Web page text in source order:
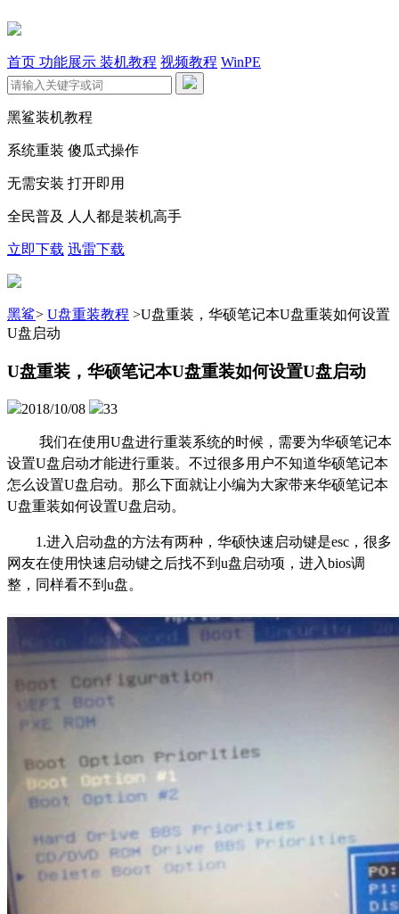
首页 功能展示 装机教程 视频教程 WinPE
黑鲨装机教程
系统重装 傻瓜式操作
无需安装 打开即用
全民普及 人人都是装机高手
立即下载 迅雷下载
黑鲨> U盘重装教程 >U盘重装，华硕笔记本U盘重装如何设置
U盘启动
U盘重装，华硕笔记本U盘重装如何设置U盘启动
2018/10/08 33
我们在使用U盘进行重装系统的时候，需要为华硕笔记本
设置U盘启动才能进行重装。不过很多用户不知道华硕笔记本
怎么设置U盘启动。那么下面就让小编为大家带来华硕笔记本
U盘重装如何设置U盘启动。
1.进入启动盘的方法有两种，华硕快速启动键是esc，很多
网友在使用快速启动键之后找不到u盘启动项，进入bios调
整，同样看不到u盘。